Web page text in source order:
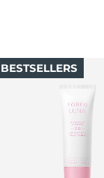
BESTSELLERS